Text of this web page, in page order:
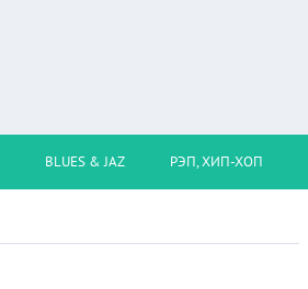
BLUES & JAZ РЭП, ХИП-ХОП